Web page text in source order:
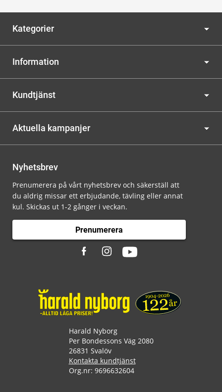
Kategorier
Information
Kundtjänst
Aktuella kampanjer
Nyhetsbrev
Prenumerera på vårt nyhetsbrev och säkerställ att
du aldrig missar ett erbjudande, tävling eller annat
kul. Skickas ut 1-2 gånger i veckan.
Prenumerera
Harald Nyborg
Per Bondessons Väg 2080
26831 Svalöv
Kontakta kundtjänst
Org.nr: 9696632604